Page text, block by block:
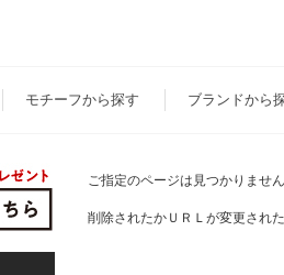
モチーフから探す ブランドから
ご指定のページは見つかりません
削除されたかＵＲＬが変更され